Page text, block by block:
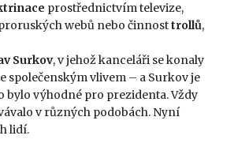
prostřednictvím televize,
webů nebo činnosttrollů,
Surkov, v jehož kanceláři se konaly
společenským vlivem – a Surkov je
bylo výhodné pro prezidenta. Vždy
v různých podobách. Nyní
lidí.